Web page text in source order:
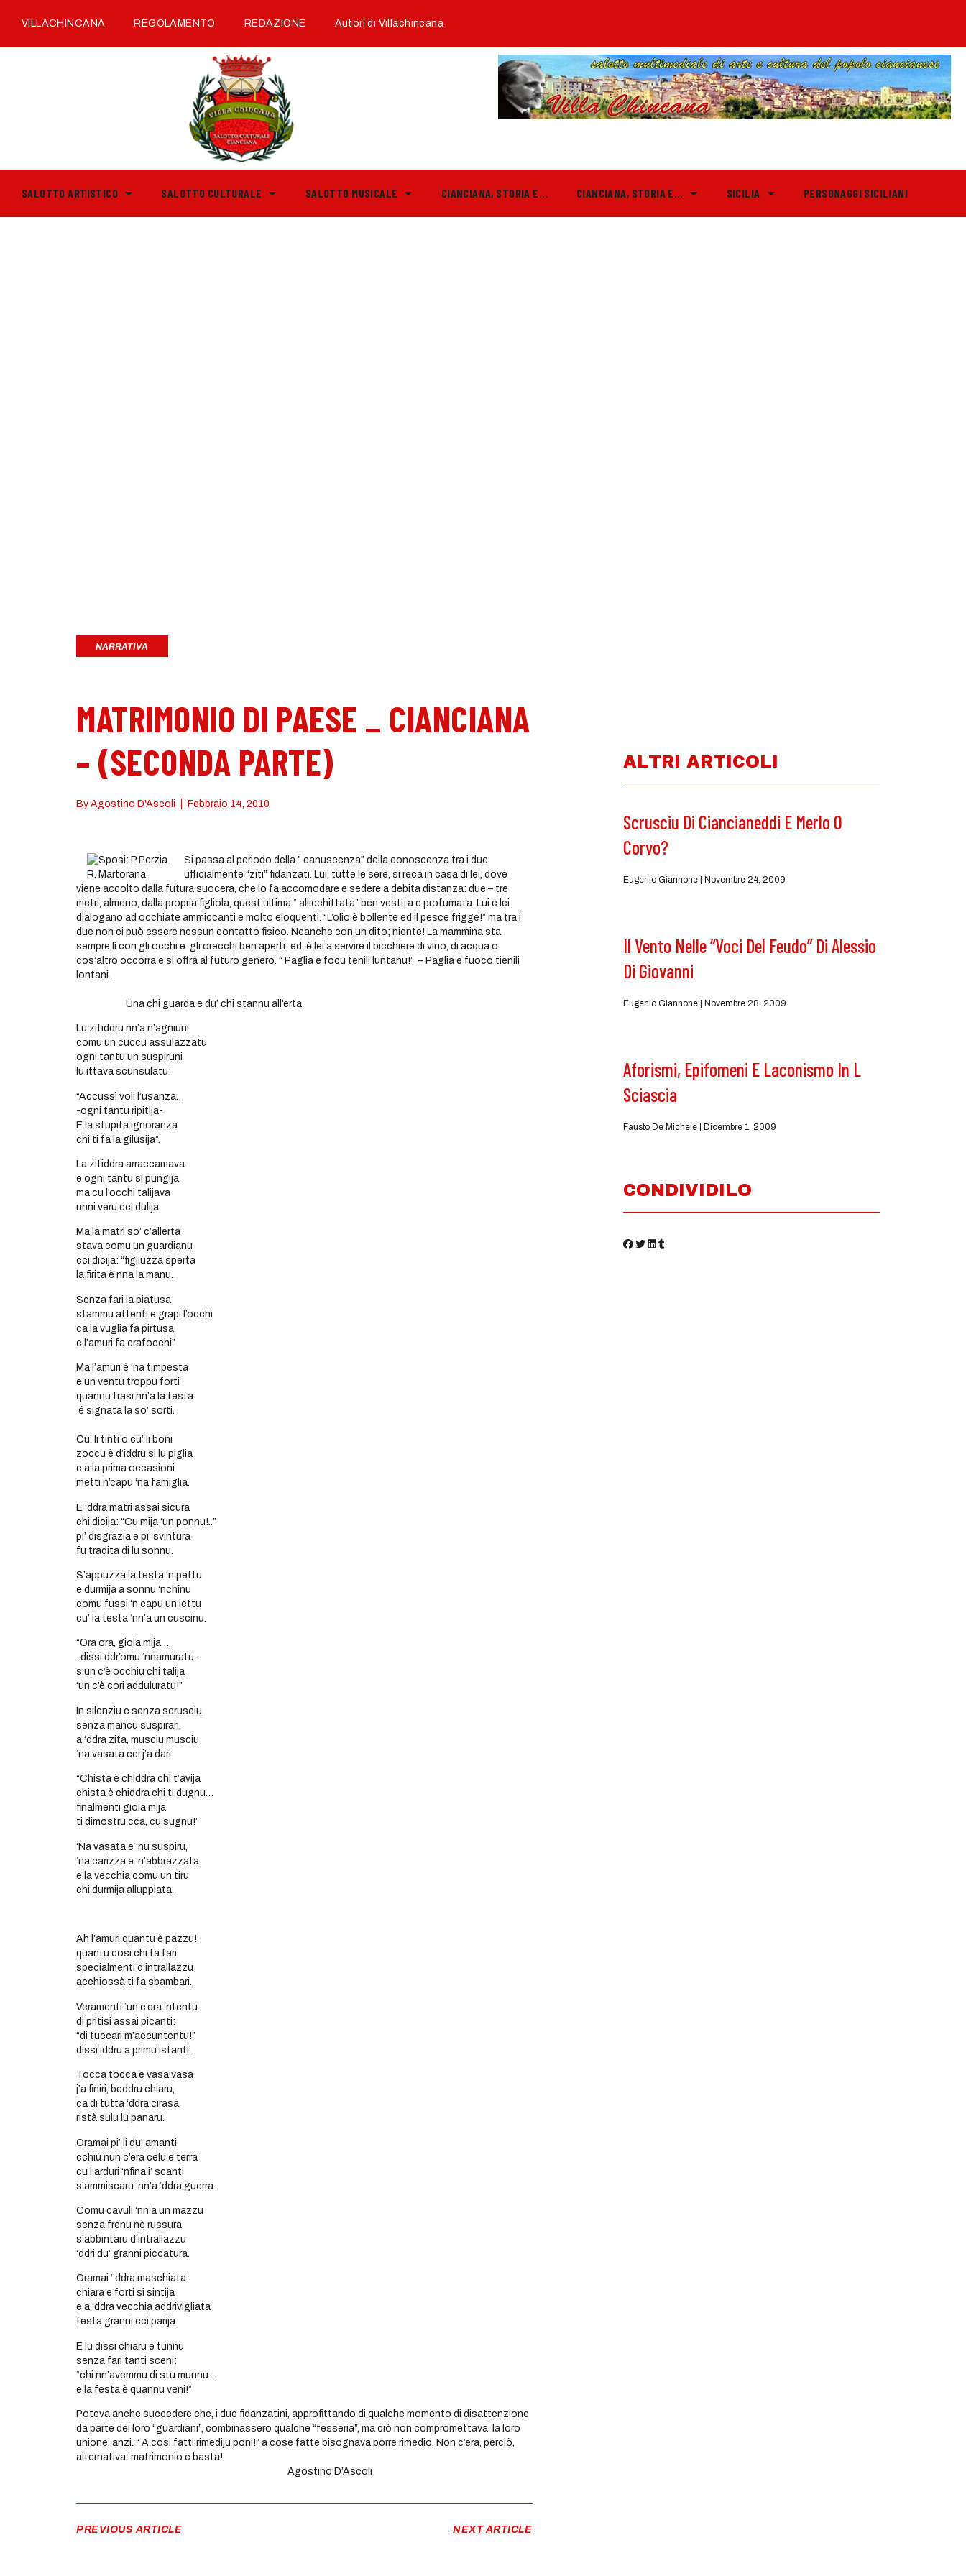
VILLACHINCANA REGOLAMENTO REDAZIONE Autori di Villachincana
SALOTTO ARTISTICO SALOTTO CULTURALE SALOTTO MUSICALE CIANCIANA, STORIA E… CIANCIANA, STORIA E… SICILIA PERSONAGGI SICILIANI
NARRATIVA
MATRIMONIO DI PAESE _ CIANCIANA
– (SECONDA PARTE)
By Agostino D'Ascoli Febbraio 14, 2010
Si passa al periodo della ” canuscenza” della conoscenza tra i due
ufficialmente “ziti” fidanzati. Lui, tutte le sere, si reca in casa di lei, dove
viene accolto dalla futura suocera, che lo fa accomodare e sedere a debita distanza: due – tre
metri, almeno, dalla propria figliola, quest’ultima “ allicchittata” ben vestita e profumata. Lui e lei
dialogano ad occhiate ammiccanti e molto eloquenti. “L’olio è bollente ed il pesce frigge!” ma tra i
due non ci può essere nessun contatto fisico. Neanche con un dito; niente! La mammina sta
sempre lì con gli occhi e gli orecchi ben aperti; ed è lei a servire il bicchiere di vino, di acqua o
cos’altro occorra e si offra al futuro genero. “ Paglia e focu tenili luntanu!” – Paglia e fuoco tienili
lontani.
Una chi guarda e du’ chi stannu all’erta
Lu zitiddru nn’a n’agniuni
comu un cuccu assulazzatu
ogni tantu un suspiruni
lu ittava scunsulatu:
“Accussì voli l’usanza…
-ogni tantu ripitija-
E la stupita ignoranza
chi ti fa la gilusija”.
La zitiddra arraccamava
e ogni tantu si pungija
ma cu l’occhi talijava
unni veru cci dulija.
Ma la matri so’ c’allerta
stava comu un guardianu
cci dicija: “figliuzza sperta
la firita è nna la manu…
Senza fari la piatusa
stammu attenti e grapi l’occhi
ca la vuglia fa pirtusa
e l’amuri fa crafocchi”
Ma l’amuri è ‘na timpesta
e un ventu troppu forti
quannu trasi nn’a la testa
é signata la so’ sorti.
Cu’ li tinti o cu’ li boni
zoccu è d’iddru si lu piglia
e a la prima occasioni
metti n’capu ‘na famiglia.
E ‘ddra matri assai sicura
chi dicija: “Cu mija ‘un ponnu!..”
pi’ disgrazia e pi’ svintura
fu tradita di lu sonnu.
S’appuzza la testa ‘n pettu
e durmija a sonnu ‘nchinu
comu fussi ‘n capu un lettu
cu’ la testa ‘nn’a un cuscinu.
“Ora ora, gioia mija…
-dissi ddr’omu ‘nnamuratu-
s’un c’è occhiu chi talija
‘un c’è cori adduluratu!”
In silenziu e senza scrusciu,
senza mancu suspirari,
a ‘ddra zita, musciu musciu
‘na vasata cci j’a dari.
“Chista è chiddra chi t’avija
chista è chiddra chi ti dugnu…
finalmenti gioia mija
ti dimostru cca, cu sugnu!”
‘Na vasata e ‘nu suspiru,
‘na carizza e ‘n’abbrazzata
e la vecchia comu un tiru
chi durmija alluppiata.
Ah l’amuri quantu è pazzu!
quantu cosi chi fa fari
specialmenti d’intrallazzu
acchiossà ti fa sbambari.
Veramenti ‘un c’era ‘ntentu
di pritisi assai picanti:
“di tuccari m’accuntentu!”
dissi iddru a primu istanti.
Tocca tocca e vasa vasa
j’a finiri, beddru chiaru,
ca di tutta ‘ddra cirasa
ristà sulu lu panaru.
Oramai pi’ li du’ amanti
cchiù nun c’era celu e terra
cu l’arduri ‘nfina i’ scanti
s’ammiscaru ‘nn’a ‘ddra guerra.
Comu cavuli ‘nn’a un mazzu
senza frenu nè russura
s’abbintaru d’intrallazzu
‘ddri du’ granni piccatura.
Oramai ‘ ddra maschiata
chiara e forti si sintija
e a ‘ddra vecchia addrivigliata
festa granni cci parija.
E lu dissi chiaru e tunnu
senza fari tanti sceni:
“chi nn’avemmu di stu munnu…
e la festa è quannu veni!”
Poteva anche succedere che, i due fidanzatini, approfittando di qualche momento di disattenzione
da parte dei loro “guardiani”, combinassero qualche “fesseria”, ma ciò non compromettava la loro
unione, anzi. “ A cosi fatti rimediju poni!” a cose fatte bisognava porre rimedio. Non c’era, perciò,
alternativa: matrimonio e basta!
Agostino D’Ascoli
PREVIOUS ARTICLE NEXT ARTICLE
ALTRI ARTICOLI
Scrusciu Di Ciancianeddi E Merlo O
Corvo?
Eugenio Giannone Novembre 24, 2009
Il Vento Nelle “Voci Del Feudo” Di Alessio
Di Giovanni
Eugenio Giannone Novembre 28, 2009
Aforismi, Epifomeni E Laconismo In L
Sciascia
Fausto De Michele Dicembre 1, 2009
CONDIVIDILO